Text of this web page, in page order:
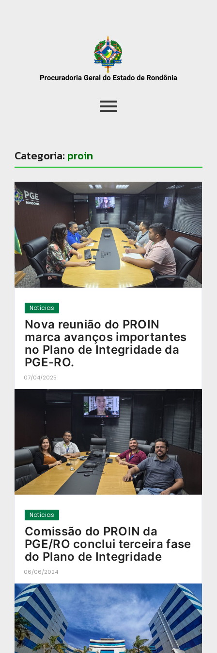
Categoria: proin
Notícias
Nova reunião do PROIN
marca avanços importantes
no Plano de Integridade da
PGE-RO.
07/04/2025
Notícias
Comissão do PROIN da
PGE/RO conclui terceira fase
do Plano de Integridade
06/06/2024